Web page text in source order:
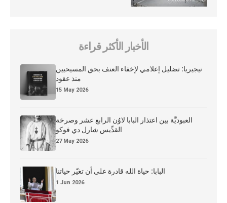
الأخبار الأكثر قراءة
نيجيريا: تضليل إعلامي لإخفاء العنف بحق المسيحيين
منذ عقود
15 May 2026
العبوديَّة بين اعتذار البابا لاوُن الرابع عشر وصرخة
القدِّيس شارل دي فوكو
27 May 2026
البابا: حياة الله قادرة على أن تغيّر حياتنا
1 Jun 2026